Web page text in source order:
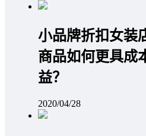
小品牌折扣女装
商品如何更具成
益？
2020/04/28